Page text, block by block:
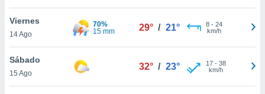
cookies
aceptar
Viernes
14 Ago
70%
15 mm
29° / 21° 8- 24
km/h
Sábado
15 Ago
32° / 23° 17- 38
km/h